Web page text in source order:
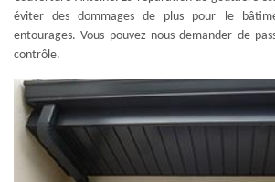
éviter des dommages de plus pour le
entourages. Vous pouvez nous demander de
contrôle.